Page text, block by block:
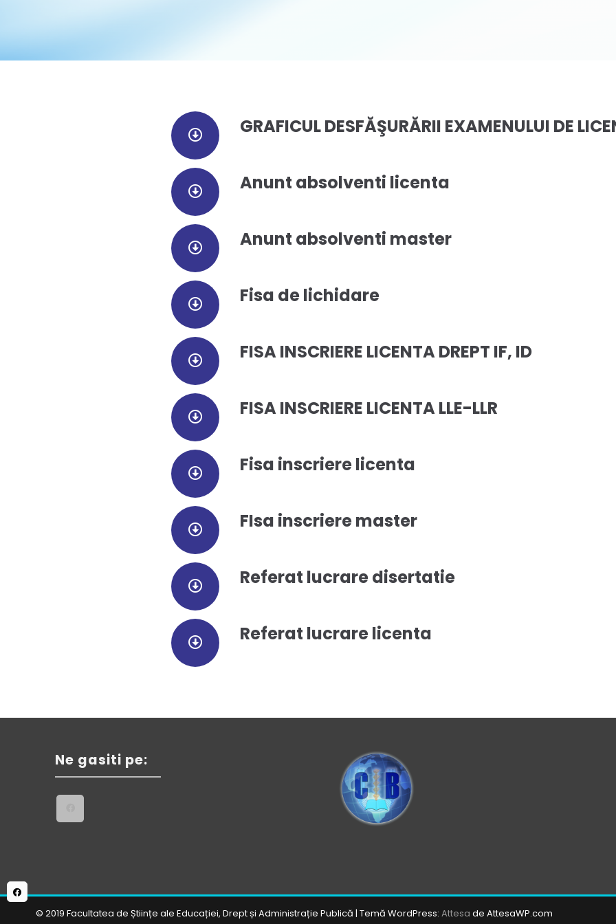
GRAFICUL DESFĂŞURĂRII EXAMENULUI DE
Anunt absolventi licenta
Anunt absolventi master
Fisa de lichidare
FISA INSCRIERE LICENTA DREPT IF, ID
FISA INSCRIERE LICENTA LLE-LLR
Fisa inscriere licenta
FIsa inscriere master
Referat lucrare disertatie
Referat lucrare licenta
Ne gasiti pe:
© 2019 Facultatea de Științe ale Educației, Drept și Administrație Publică | Temă WordPress: Attesa de AttesaWP.com